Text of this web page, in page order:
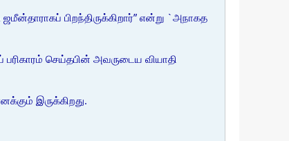
பிறந்திருக்கிறார்” என்று `அநாகத
செய்தபின் அவருடைய வியாதி
இருக்கிறது.